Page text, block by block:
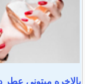
بالاخره میتونی عطر